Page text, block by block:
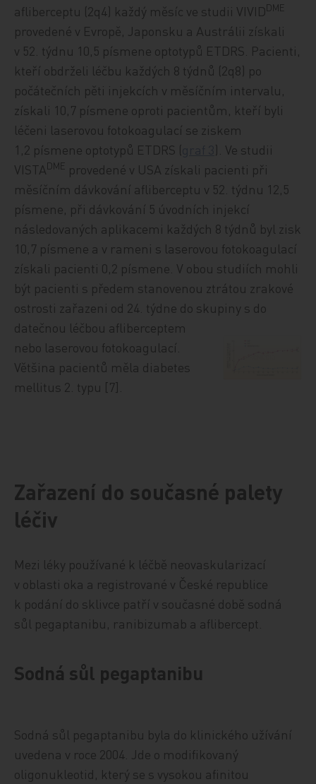
afliberceptu (2q4) každý měsíc ve studii VIVIDDME
provedené v Evropě, Japonsku a Austrálii získali
v 52. týdnu 10,5 písmene optotypů ETDRS. Pacienti,
kteří obdrželi léčbu každých 8 týdnů (2q8) po
počátečních pěti injekcích v měsíčním intervalu,
získali 10,7 písmene oproti pacientům, kteří byli
léčeni laserovou fotokoagulací se ziskem
1,2 písmene optotypů ETDRS (
). Ve studii
VISTADME provedené v USA získali pacienti při
měsíčním dávkování afliberceptu v 52. týdnu 12,5
písmene, při dávkování 5 úvodních injekcí
následovaných aplikacemi každých 8 týdnů byl zisk
10,7 písmene a v rameni s laserovou fotokoagulací
získali pacienti 0,2 písmene. V obou studiích mohli
být pacienti s předem stanovenou ztrátou zrakové
ostrosti zařazeni od 24. týdne do skupiny s do
datečnou léčbou afliberceptem
nebo laserovou fotokoagulací.
Většina pacientů měla diabetes
mellitus 2. typu [7].
Zařazení do současné palety
léčiv
Mezi léky používané k léčbě neovaskularizací
v oblasti oka a registrované v České republice
k podání do sklivce patří v současné době sodná
sůl pegaptanibu, ranibizumab a aflibercept.
Sodná sůl pegaptanibu
Sodná sůl pegaptanibu byla do klinického užívání
uvedena v roce 2004. Jde o modifikovaný
oligonukleotid, který se s vysokou afinitou